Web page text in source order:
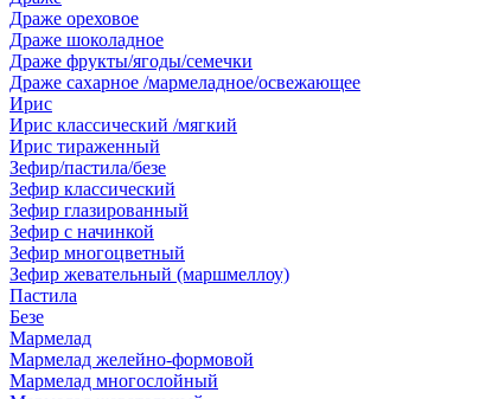
Драже ореховое
Драже шоколадное
Драже фрукты/ягоды/семечки
Драже сахарное /мармеладное/освежающее
Ирис
Ирис классический /мягкий
Ирис тираженный
Зефир/пастила/безе
Зефир классический
Зефир глазированный
Зефир с начинкой
Зефир многоцветный
Зефир жевательный (маршмеллоу)
Пастила
Безе
Мармелад
Мармелад желейно-формовой
Мармелад многослойный